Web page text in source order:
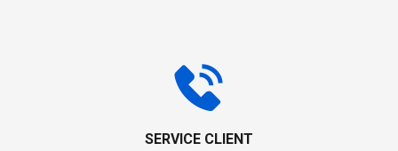
SERVICE CLIENT